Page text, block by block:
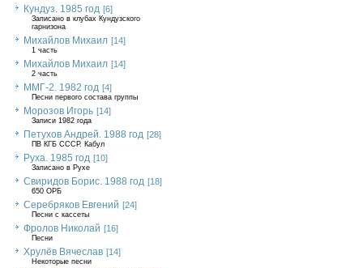
Кундуз. 1985 год [6]
Записано в клубах Кундузского
гарнизона
Михайлов Михаил [14]
1 часть
Михайлов Михаил [14]
2 часть
ММГ-2. 1982 год [4]
Песни первого состава группы
Морозов Игорь [14]
Записи 1982 года
Петухов Андрей. 1988 год [28]
ПВ КГБ СССР. Кабул
Руха. 1985 год [10]
Записано в Рухе
Свиридов Борис. 1988 год [18]
650 ОРБ
Серебряков Евгений [24]
Песни с кассеты
Фролов Николай [16]
Песни
Хрулёв Вячеслав [14]
Некоторые песни